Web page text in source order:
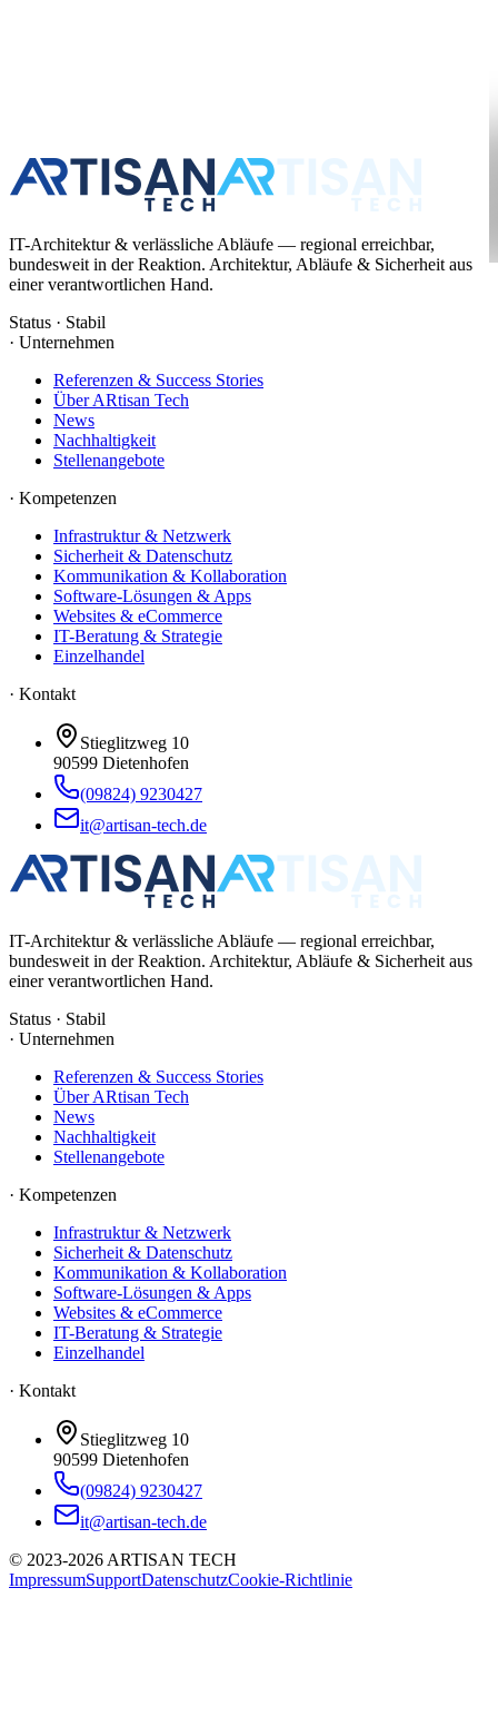
IT-Architektur & verlässliche Abläufe — regional erreichbar,
bundesweit in der Reaktion. Architektur, Abläufe & Sicherheit aus
einer verantwortlichen Hand.
Status · Stabil
· Unternehmen
Referenzen & Success Stories
Über ARtisan Tech
News
Nachhaltigkeit
Stellenangebote
· Kompetenzen
Infrastruktur & Netzwerk
Sicherheit & Datenschutz
Kommunikation & Kollaboration
Software-Lösungen & Apps
Websites & eCommerce
IT-Beratung & Strategie
Einzelhandel
· Kontakt
Stieglitzweg 10
90599 Dietenhofen
(09824) 9230427
it@artisan-tech.de
IT-Architektur & verlässliche Abläufe — regional erreichbar,
bundesweit in der Reaktion. Architektur, Abläufe & Sicherheit aus
einer verantwortlichen Hand.
Status · Stabil
· Unternehmen
Referenzen & Success Stories
Über ARtisan Tech
News
Nachhaltigkeit
Stellenangebote
· Kompetenzen
Infrastruktur & Netzwerk
Sicherheit & Datenschutz
Kommunikation & Kollaboration
Software-Lösungen & Apps
Websites & eCommerce
IT-Beratung & Strategie
Einzelhandel
· Kontakt
Stieglitzweg 10
90599 Dietenhofen
(09824) 9230427
it@artisan-tech.de
© 2023-2026 ARTISAN TECH
ImpressumSupportDatenschutzCookie-Richtlinie